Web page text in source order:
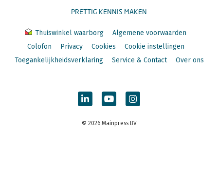
PRETTIG KENNIS MAKEN
Thuiswinkel waarborg
Algemene voorwaarden
Colofon
Privacy Cookies
Cookie instellingen
Toegankelijkheidsverklaring
Service & Contact Over ons
© 2026 Mainpress BV